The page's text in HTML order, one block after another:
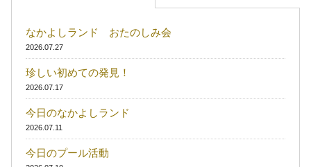
なかよしランド おたのしみ会
2026.07.27
珍しい初めての発見！
2026.07.17
今日のなかよしランド
2026.07.11
今日のプール活動